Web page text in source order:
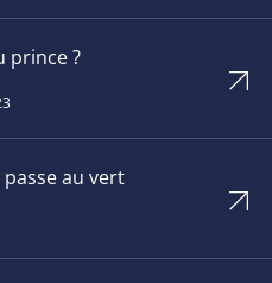
prince ?
au vert